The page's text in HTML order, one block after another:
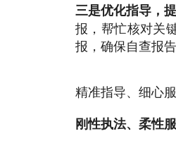
三是优化指导，
报，帮忙核对关
报，确保自查报
精准指导、细心
刚性执法、柔性